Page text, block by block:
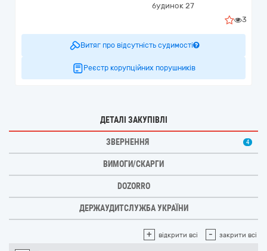
будинок 27
3
Витяг про відсутність судимості
Реєстр корупційних порушників
ДЕТАЛІ ЗАКУПІВЛІ
ЗВЕРНЕННЯ 4
ВИМОГИ/СКАРГИ
DOZORRO
ДЕРЖАУДИТСЛУЖБА УКРАЇНИ
+ відкрити всі - закрити всі